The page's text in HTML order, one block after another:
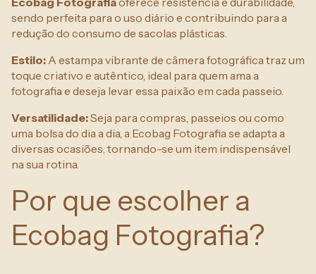
sendo perfeita para o uso diário e contribuindo para a
redução do consumo de sacolas plásticas.
Estilo: A estampa vibrante de câmera fotográfica traz um
toque criativo e autêntico, ideal para quem ama a
fotografia e deseja levar essa paixão em cada passeio.
Versatilidade:Seja para compras, passeios ou como
uma bolsa do dia a dia, a Ecobag Fotografia se adapta a
diversas ocasiões, tornando-se um item indispensável
na sua rotina.
Por que escolher a
Ecobag Fotografia?